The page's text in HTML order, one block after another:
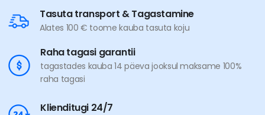
Tasuta transport & Tagastamine
Alates 100 € toome kauba tasuta koju
Raha tagasi garantii
tagastades kauba 14 päeva jooksul maksame 100%
raha tagasi
Klienditugi 24/7